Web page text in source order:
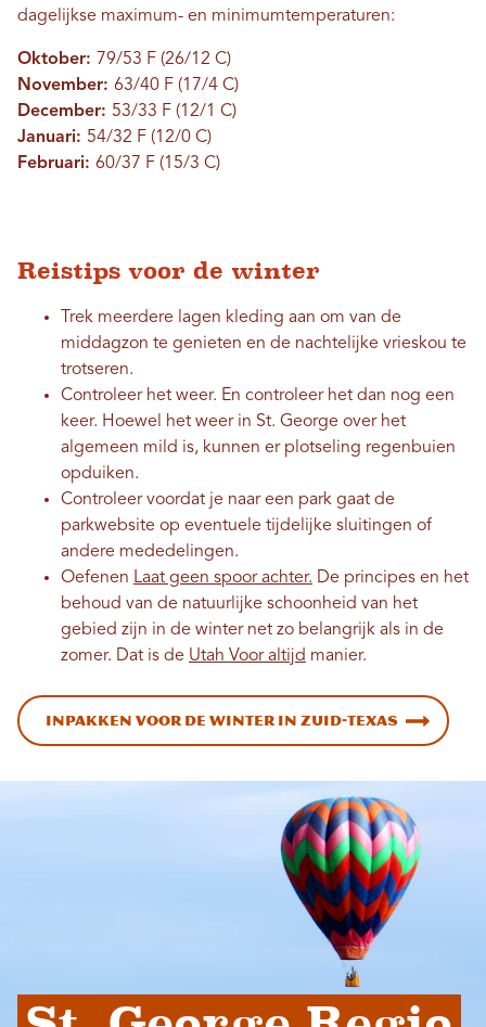
dagelijkse maximum- en minimumtemperaturen:
Oktober: 79/53 F (26/12 C)
November: 63/40 F (17/4 C)
December: 53/33 F (12/1 C)
Januari: 54/32 F (12/0 C)
Februari: 60/37 F (15/3 C)
Reistips voor de winter
Trek meerdere lagen kleding aan om van de
middagzon te genieten en de nachtelijke vrieskou te
trotseren.
Controleer het weer. En controleer het dan nog een
keer. Hoewel het weer in St. George over het
algemeen mild is, kunnen er plotseling regenbuien
opduiken.
Controleer voordat je naar een park gaat de
parkwebsite op eventuele tijdelijke sluitingen of
andere mededelingen.
Oefenen Laat geen spoor achter. De principes en het
behoud van de natuurlijke schoonheid van het
gebied zijn in de winter net zo belangrijk als in de
zomer. Dat is de Utah Voor altijd manier.
Inpakken voor de winter in Zuid-Texas